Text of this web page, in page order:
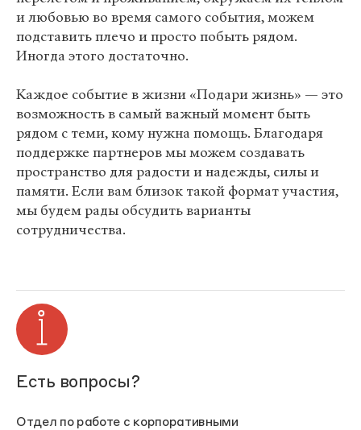
и любовью во время самого события, можем
подставить плечо и просто побыть рядом.
Иногда этого достаточно.
Каждое событие в жизни «Подари жизнь» — это
возможность в самый важный момент быть
рядом с теми, кому нужна помощь. Благодаря
поддержке партнеров мы можем создавать
пространство для радости и надежды, силы и
памяти. Если вам близок такой формат участия,
мы будем рады обсудить варианты
сотрудничества.
Есть вопросы?
Отдел по работе с корпоративными